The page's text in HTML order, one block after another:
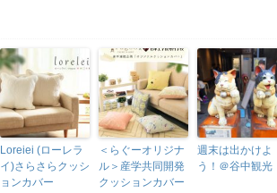
Loreiei (ローレラ
イ)さらさらクッシ
ョンカバー
＜らぐーオリジナ
ル＞産学共同開発
クッションカバー
週末は出かけよ
う！＠谷中観光